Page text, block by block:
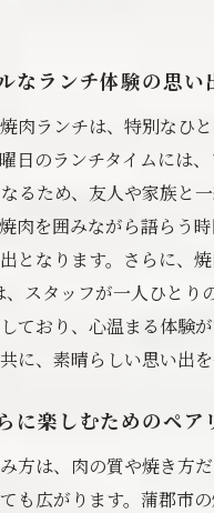
なランチ体験の思い
肉ランチは、特別なひ
日のランチタイムには
るため、友人や家族と
肉を囲みながら語らう
となります。さらに、
、スタッフが一人ひとり
ており、心温まる体験
に、素晴らしい思い出を
に楽しむためのペア
方は、肉の質や焼き方
も広がります。蒲郡市